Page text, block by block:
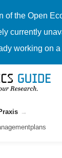
of the Open
currently
working on